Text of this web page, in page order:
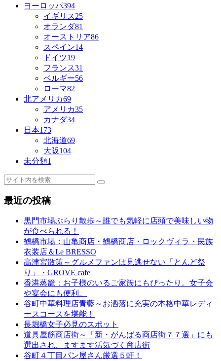
ヨーロッパ394
イギリス25
オランダ81
オーストリア86
スペイン14
ドイツ19
フランス31
ベルギー56
ローマ82
北アメリカ69
アメリカ35
カナダ34
日本173
北海道69
大阪104
未分類1
最近の投稿
黒門市場ぶらり散歩～誰でも気軽に店頭で美味しい物
が食べられる！
鶴橋市場：山亀商店・鶴橋商店・ロックヴィラ・民族
衣装店＆Le BRESSO
高津宮散策～グルメファンは見逃せない「とんど祭
り」・GROVE cafe
香港蒸籠：お子様のいるご家族にもぴったり。女子会
や宴会にも便利。
谷町中華料理店青藍～お洒落に充実の本格中華レディ
ースコースを堪能！
長堀橋女子必見のスポット
道具屋筋商店街～「新・がんばる商店街７７選」にも
選出され、ますます活気づく商店街
谷町４丁目パン屋さん厳選５軒！